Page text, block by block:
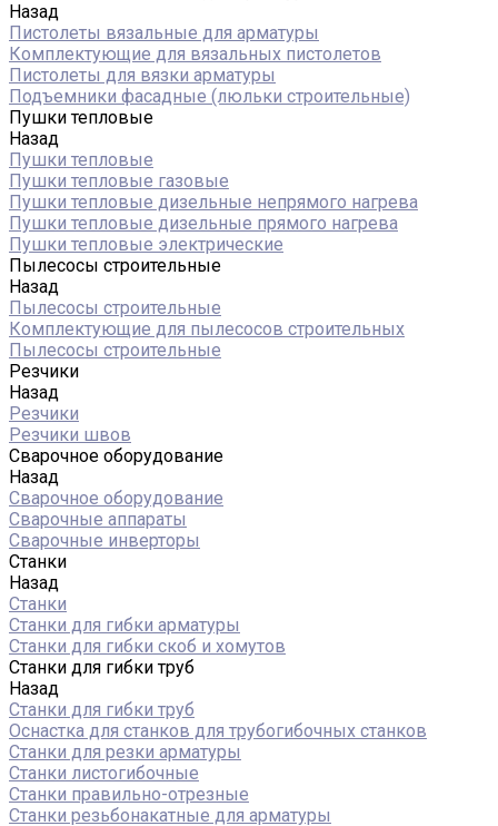
Назад
Пистолеты вязальные для арматуры
Комплектующие для вязальных пистолетов
Пистолеты для вязки арматуры
Подъемники фасадные (люльки строительные)
Пушки тепловые
Назад
Пушки тепловые
Пушки тепловые газовые
Пушки тепловые дизельные непрямого нагрева
Пушки тепловые дизельные прямого нагрева
Пушки тепловые электрические
Пылесосы строительные
Назад
Пылесосы строительные
Комплектующие для пылесосов строительных
Пылесосы строительные
Резчики
Назад
Резчики
Резчики швов
Сварочное оборудование
Назад
Сварочное оборудование
Сварочные аппараты
Сварочные инверторы
Станки
Назад
Станки
Станки для гибки арматуры
Станки для гибки скоб и хомутов
Станки для гибки труб
Назад
Станки для гибки труб
Оснастка для станков для трубогибочных станков
Станки для резки арматуры
Станки листогибочные
Станки правильно-отрезные
Станки резьбонакатные для арматуры